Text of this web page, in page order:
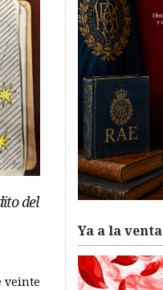
del
veinte
Ya a la venta